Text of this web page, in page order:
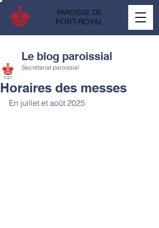
PAROISSE DE
PORT-ROYAL
Horaires des messes
Secrétariat paroissial
En juillet et août 2025
Le blog paroissial